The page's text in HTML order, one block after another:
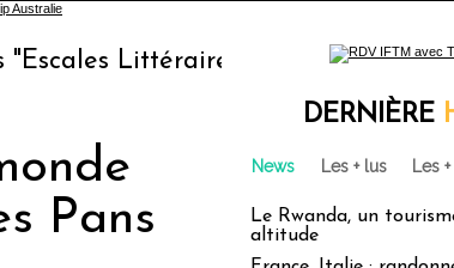
la première librairie du
Pans
DERNIÈRE
News Les + lus Les
Le Rwanda, un
altitude